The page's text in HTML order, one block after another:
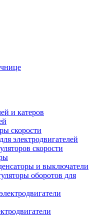
и катеров
скорости
электродвигателей
скорости
и выключатели
оборотов для